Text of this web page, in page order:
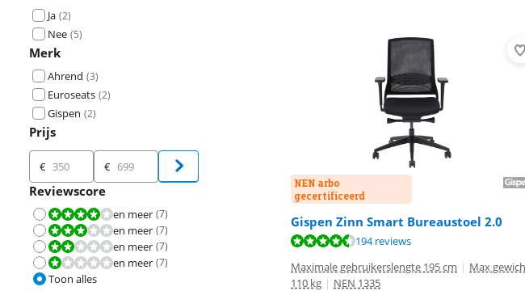
Ja (2)
Nee (5)
Merk
Ahrend (3)
Euroseats (2)
Gispen (2)
Prijs
Prijs
€ €
Reviewscore
Beoordeling is 8,0 van de 10.
en meer (7)
Beoordeling is 6,0 van de 10.
en meer (7)
Beoordeling is 4,0 van de 10.
en meer (7)
Beoordeling is 2,0 van de 10.
en meer (7)
Toon alles
NEN arbo
gecertificeerd
Gispen Zinn Smart Bureaustoel 2.0
Beoordeling is 8,5 van de 10, gebaseerd op 194
194 reviews
Maximale gebruikerslengte 195 cm | Max
110 kg | NEN 1335
Beoordeling is 9,2 van de 10, gebaseerd op 1